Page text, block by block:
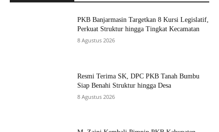
PKB Banjarmasin Targetkan 8 Kursi Legislatif,
Perkuat Struktur hingga Tingkat Kecamatan
8 Agustus 2026
Resmi Terima SK, DPC PKB Tanah Bumbu
Siap Benahi Struktur hingga Desa
8 Agustus 2026